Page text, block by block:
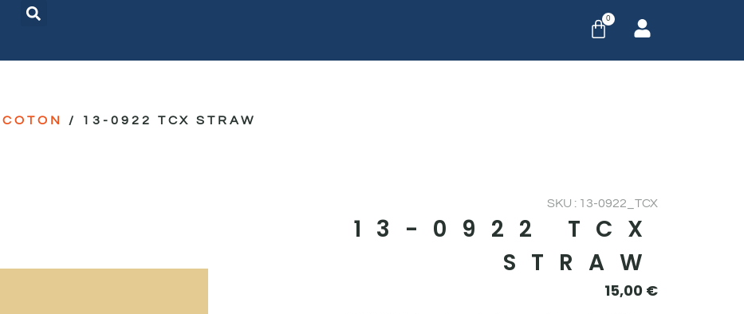
0
COTON / 13-0922 TCX STRAW
SKU : 13-0922_TCX
13-0922 TCX
STRAW
15,00 €